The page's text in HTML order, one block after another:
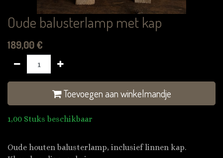
Oude balusterlamp met kap
189,00€
Toevoegen aan winkelmandje
1,00 Stuks beschikbaar
Oude houten balusterlamp, inclusief linnen kap.